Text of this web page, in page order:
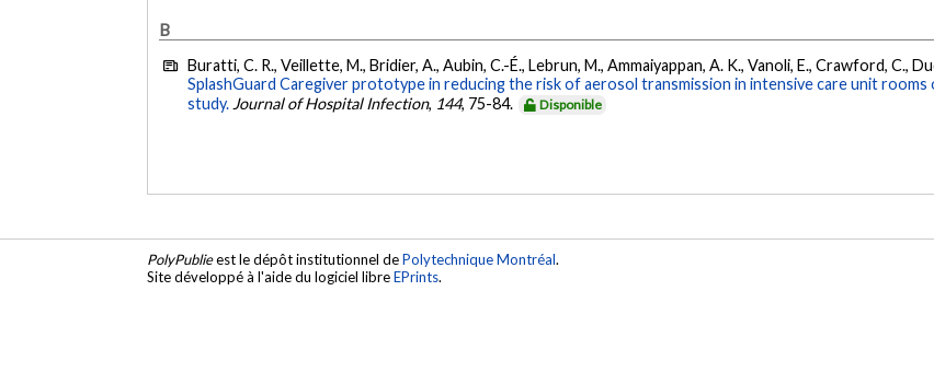
B
Buratti, C. R., Veillette, M., Bridier, A., Aubin, C.-É., Lebrun, M., Ammaiyappan, A. K., Vanoli, E., Crawford, C.,
SplashGuard Caregiver prototype in reducing the risk of aerosol transmission in intensive care unit
study. Journal of Hospital Infection, 144, 75-84. Disponible
PolyPublieest le dépôt institutionnel dePolytechnique Montréal.
Site développé à l'aide du logiciel libreEPrints.